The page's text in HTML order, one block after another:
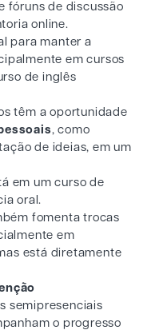
fóruns de discussão
online.
para manter a
em cursos
de inglês
têm a oportunidade
, como
de ideias, em um
em um curso de
oral.
fomenta trocas
em
está diretamente
semipresenciais
o progresso